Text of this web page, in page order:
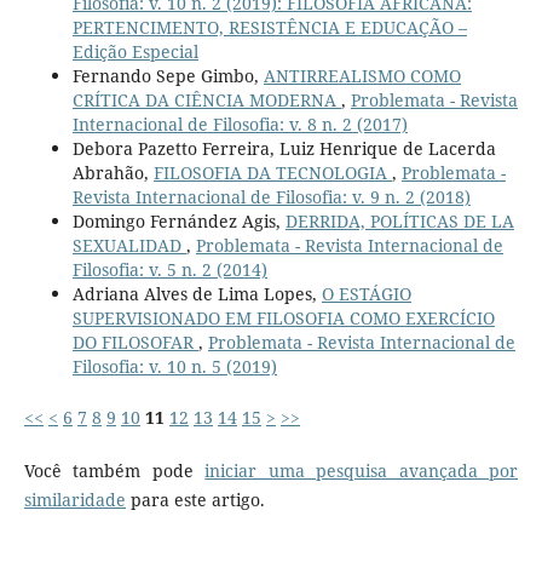
PERTENCIMENTO, RESISTÊNCIA E EDUCAÇÃO –
Edição Especial
Fernando Sepe Gimbo, ANTIRREALISMO COMO
CRÍTICA DA CIÊNCIA MODERNA , Problemata - Revista
Internacional de Filosofia: v. 8 n. 2 (2017)
Debora Pazetto Ferreira, Luiz Henrique de Lacerda
Abrahão, FILOSOFIA DA TECNOLOGIA , Problemata -
Revista Internacional de Filosofia: v. 9 n. 2 (2018)
Domingo Fernández Agis, DERRIDA, POLÍTICAS DE LA
SEXUALIDAD , Problemata - Revista Internacional de
Filosofia: v. 5 n. 2 (2014)
Adriana Alves de Lima Lopes, O ESTÁGIO
SUPERVISIONADO EM FILOSOFIA COMO EXERCÍCIO
DO FILOSOFAR, Problemata - Revista Internacional de
Filosofia: v. 10 n. 5 (2019)
<< < 6 7 8 9 10 11 12 13 14 15 > >>
Você também podeiniciar uma pesquisa avançada por
similaridade para este artigo.